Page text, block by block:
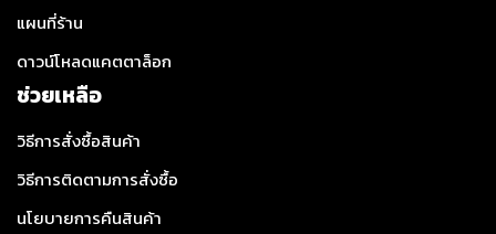
แผนที่ร้าน
ดาวน์โหลดแคตตาล็อก
ช่วยเหลือ
วิธีการสั่งซื้อสินค้า
วิธีการติดตามการสั่งซื้อ
นโยบายการคืนสินค้า